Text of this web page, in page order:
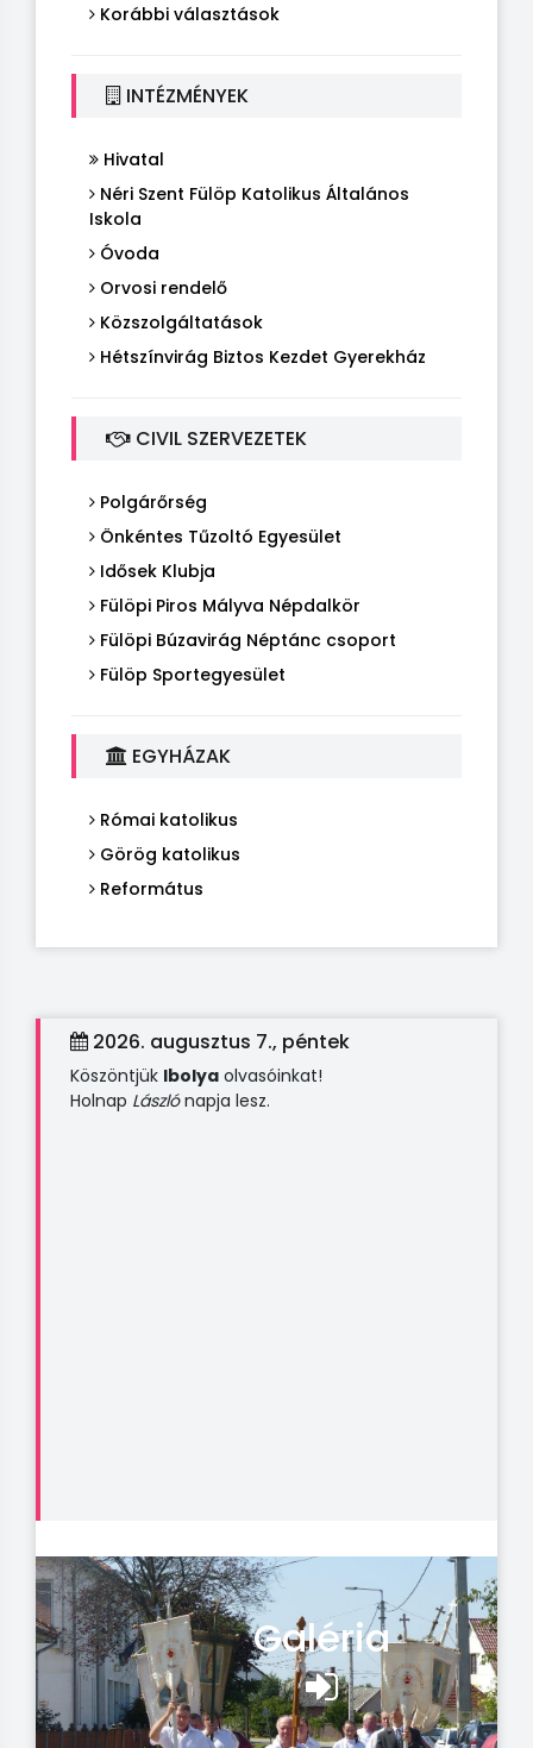
Korábbi választások
INTÉZMÉNYEK
Hivatal
Néri Szent Fülöp Katolikus Általános
Iskola
Óvoda
Orvosi rendelő
Közszolgáltatások
Hétszínvirág Biztos Kezdet Gyerekház
CIVIL SZERVEZETEK
Polgárőrség
Önkéntes Tűzoltó Egyesület
Idősek Klubja
Fülöpi Piros Mályva Népdalkör
Fülöpi Búzavirág Néptánc csoport
Fülöp Sportegyesület
EGYHÁZAK
Római katolikus
Görög katolikus
Református
2026. augusztus 7., péntek
Köszöntjük Ibolya olvasóinkat!
Holnap Lászlónapja lesz.
Galéria